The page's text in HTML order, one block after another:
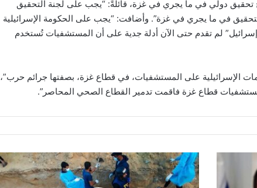
دولي في ما يجري في غزة، قائلةً: “يجب على لجنة التحقيق
التحقيق في ما يجري في غزة”. وأضافت: “يجب على الحكومة الإسرائيلية
لم تقدم حتى الآن أدلة جدية على أن المستشفيات تُستخدم
الإسرائيلية على المستشفيات، في قطاع غزة، بصفتها جرائم حرب”،
مستشفيات قطاع غزة فاقمت تدمير القطاع الصحي المحاصر”.
1
7
9